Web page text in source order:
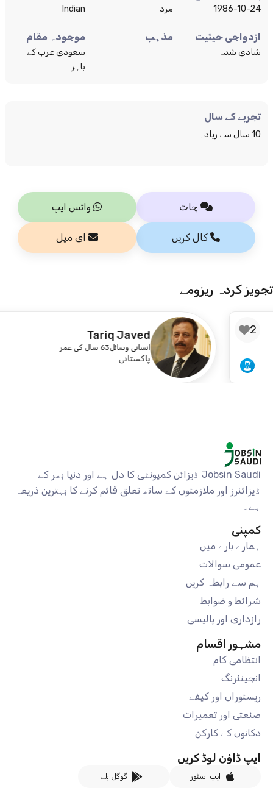
1986-10-24 مرد Indian
ازدواجی حیثیت
شادی شدہ
مذہب موجودہ مقام
سعودی عرب کے
باہر
تجربے کے سال
10 سال سے زیادہ
چاٹ واٹس ایپ
کال کریں ای میل
تجویز کردہ ریزومے
Tariq Javed
انسانی وسائل 63 سال کی عمر
پاکستانی
Jobsin Saudi ڈیزائن کمیونٹی کا دل ہے اور دنیا بھر کے
ڈیزائنرز اور ملازمتوں کے ساتھ تعلق قائم کرنے کا بہترین ذریعہ
ہے۔
کمپنی
ہمارے بارے میں
عمومی سوالات
ہم سے رابطہ کریں
شرائط و ضوابط
رازداری اور پالیسی
مشہور اقسام
انتظامی کام
انجینئرنگ
ریستوراں اور کیفے
صنعتی اور تعمیرات
دکانوں کے کارکن
ایپ ڈاؤن لوڈ کریں
ایپ اسٹور گوگل پلے